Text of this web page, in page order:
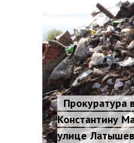
Прокуратура
Константину
улице